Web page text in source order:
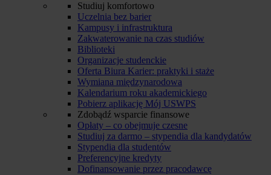
Studiuj komfortowo
Uczelnia bez barier
Kampusy i infrastruktura
Zakwaterowanie na czas studiów
Biblioteki
Organizacje studenckie
Oferta Biura Karier: praktyki i staże
Wymiana międzynarodowa
Kalendarium roku akademickiego
Pobierz aplikację Mój USWPS
Zdobądź wsparcie finansowe
Opłaty – co obejmuje czesne
Studiuj za darmo – stypendia dla kandydatów
Stypendia dla studentów
Preferencyjne kredyty
Dofinansowanie przez pracodawcę